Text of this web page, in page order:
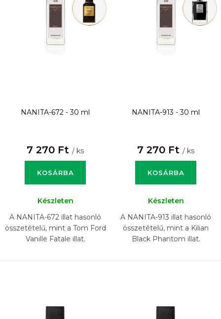
NANITA-672 - 30 ml
7 270 Ft / ks
KOSÁRBA
Készleten
A NANITA-672 illat hasonló
összetételű, mint a Tom Ford
Vanille Fatale illat.
NANITA-913 - 30 ml
7 270 Ft / ks
KOSÁRBA
Készleten
A NANITA-913 illat hasonló
összetételű, mint a Kilian
Black Phantom illat.